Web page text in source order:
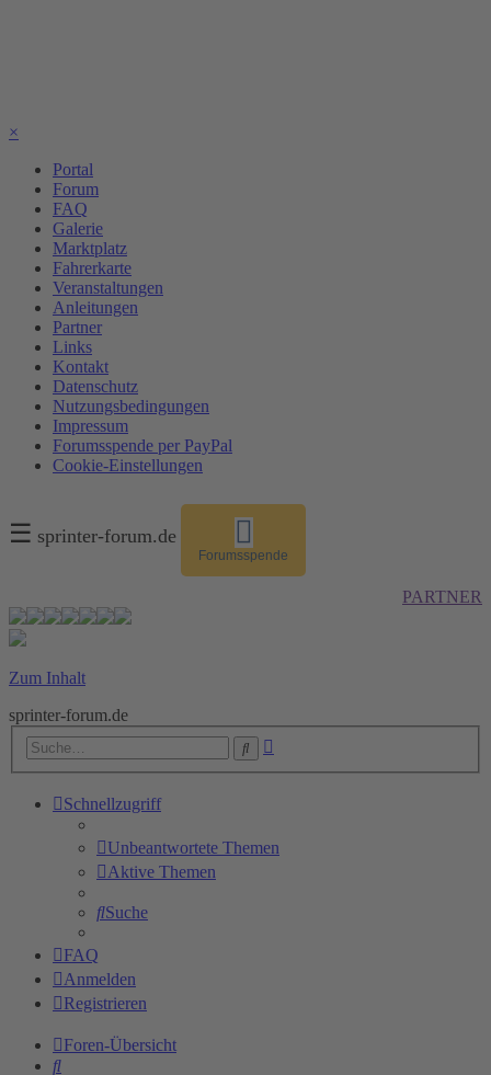
×
Portal
Forum
FAQ
Galerie
Marktplatz
Fahrerkarte
Veranstaltungen
Anleitungen
Partner
Links
Kontakt
Datenschutz
Nutzungsbedingungen
Impressum
Forumsspende per PayPal
Cookie-Einstellungen
☰ sprinter-forum.de
Forumsspende
PARTNER
Zum Inhalt
sprinter-forum.de
Suche
Schnellzugriff
Unbeantwortete Themen
Aktive Themen
Suche
FAQ
Anmelden
Registrieren
Foren-Übersicht
Suche